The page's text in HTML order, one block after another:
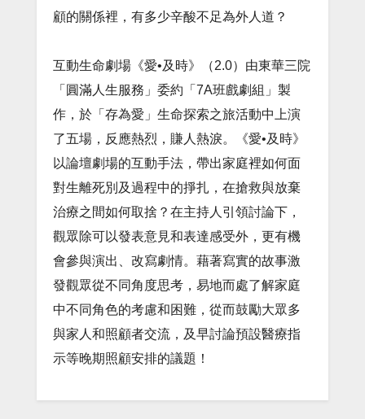
顧的關係裡，有多少辛酸不足為外人道？
互動生命劇場《愛•及時》（2.0）由東華三院
「圓滿人生服務」委約「7A班戲劇組」製
作，於「存為愛」生命探索之旅活動中上演
了五場，反應熱烈，賺人熱淚。《愛•及時》
以論壇劇場的互動手法，帶出家庭裡如何面
對生離死別及過程中的掙扎，在搶救與放棄
治療之間如何取捨？在主持人引領討論下，
觀眾除可以發表意見和表達感受外，更有機
會參與演出、改寫劇情。藉著寫實的故事激
發觀眾從不同角度思考，易地而處了解家庭
中不同角色的考慮和困難，從而鼓勵大眾多
與家人和照顧者交流，及早討論預設醫療指
示等晚期照顧安排的議題！